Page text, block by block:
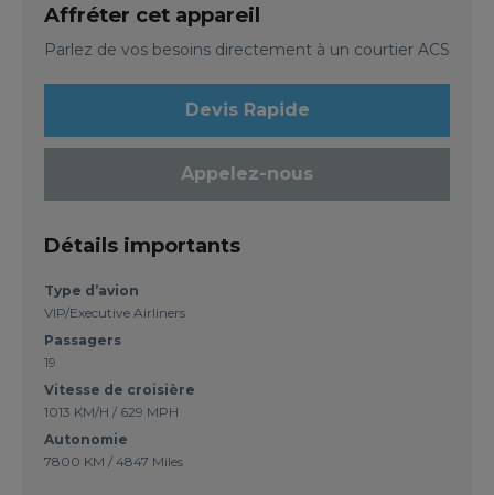
Affréter cet appareil
Parlez de vos besoins directement à un courtier ACS
Devis Rapide
Appelez-nous
Détails importants
Type d’avion
VIP/Executive Airliners
Passagers
19
Vitesse de croisière
1013 KM/H / 629 MPH
Autonomie
7800 KM / 4847 Miles